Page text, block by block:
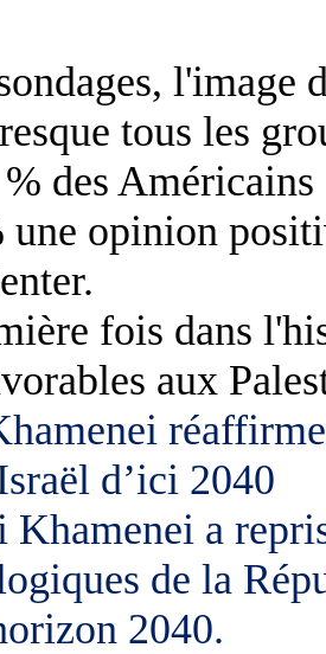
l'image
tous les
des
opinion
fois dans
aux
d’ici 2040
a
de la
2040.